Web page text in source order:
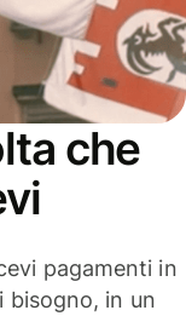
che
pagamenti in
bisogno, in un